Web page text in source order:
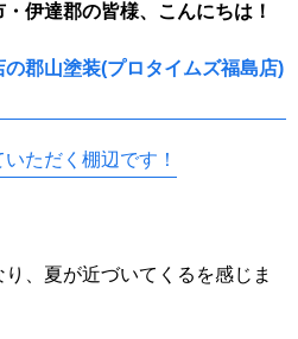
伊達郡の皆様、こんにちは！
郡山塗装(プロタイムズ福島店)
ただく棚辺です！
、夏が近づいてくるを感じま